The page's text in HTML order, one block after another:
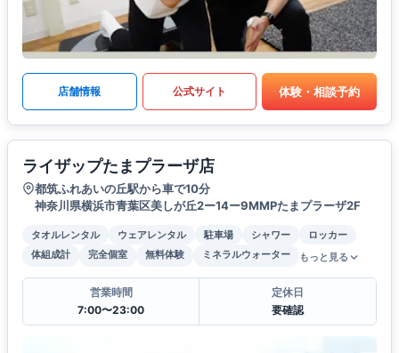
店舗情報 公式サイト 体験・相談予約
ライザップたまプラーザ店
都筑ふれあいの丘駅から車で10分
神奈川県横浜市青葉区美しが丘2ー14ー9MMPたまプラーザ2F
タオルレンタル ウェアレンタル 駐車場 シャワー
ロッカー
体組成計
完全個室 無料体験 ミネラルウォーター もっと見る
営業時間
7:00〜23:00
定休日
要確認